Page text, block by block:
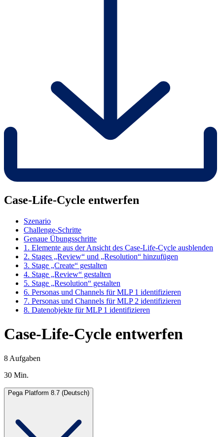
Case-Life-Cycle entwerfen
Szenario
Challenge-Schritte
Genaue Übungsschritte
1. Elemente aus der Ansicht des Case-Life-Cycle ausblenden
2. Stages „Review“ und „Resolution“ hinzufügen
3. Stage „Create“ gestalten
4. Stage „Review“ gestalten
5. Stage „Resolution“ gestalten
6. Personas und Channels für MLP 1 identifizieren
7. Personas und Channels für MLP 2 identifizieren
8. Datenobjekte für MLP 1 identifizieren
Case-Life-Cycle entwerfen
8 Aufgaben
30 Min.
Pega Platform 8.7 (Deutsch)